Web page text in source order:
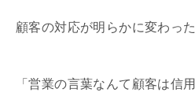
顧客の対応が明らかに変わった
「営業の言葉なんて顧客は信